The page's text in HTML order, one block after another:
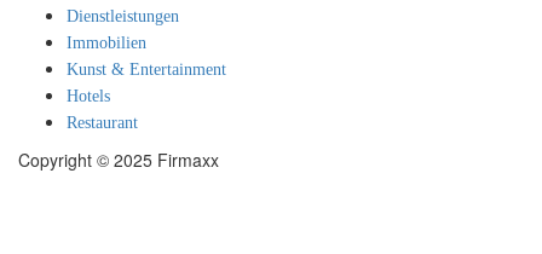
Dienstleistungen
Immobilien
Kunst & Entertainment
Hotels
Restaurant
Copyright © 2025 Firmaxx